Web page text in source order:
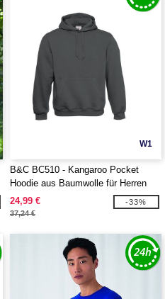
W1
B&C BC510 - Kangaroo Pocket
Hoodie aus Baumwolle für Herren
24,99 €
37,24 €
-33%